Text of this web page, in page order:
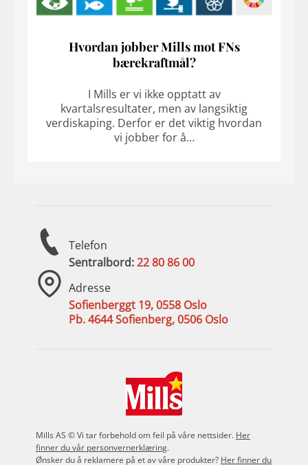
Hvordan jobber Mills mot FNs
bærekraftmål?
I Mills er vi ikke opptatt av
kvartalsresultater, men av langsiktig
verdiskaping. Derfor er det viktig hvordan
vi jobber for å…
Telefon
Sentralbord:22 80 86 00
Adresse
Sofienberggt 19, 0558 Oslo
Pb. 4644 Sofienberg, 0506 Oslo
Mills AS © Vi tar forbehold om feil på våre nettsider. Her
finner du vår personvernerklæring.
Ønsker du å reklamere på et av våre produkter? Her finner du